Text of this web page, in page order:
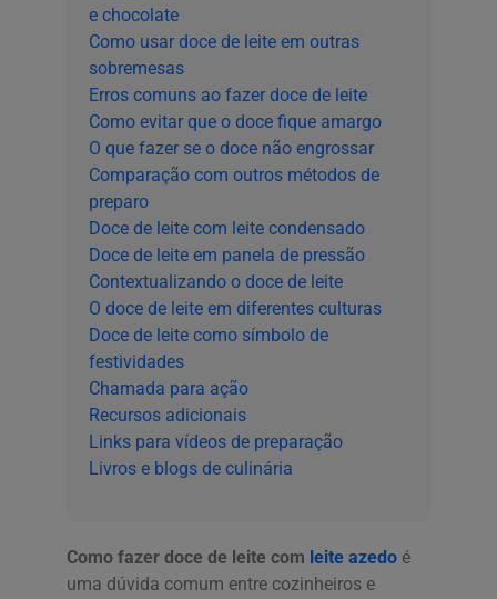
e chocolate
Como usar doce de leite em outras
sobremesas
Erros comuns ao fazer doce de leite
Como evitar que o doce fique amargo
O que fazer se o doce não engrossar
Comparação com outros métodos de
preparo
Doce de leite com leite condensado
Doce de leite em panela de pressão
Contextualizando o doce de leite
O doce de leite em diferentes culturas
Doce de leite como símbolo de
festividades
Chamada para ação
Recursos adicionais
Links para vídeos de preparação
Livros e blogs de culinária
Como fazer doce de leite com leite azedo é
uma dúvida comum entre cozinheiros e